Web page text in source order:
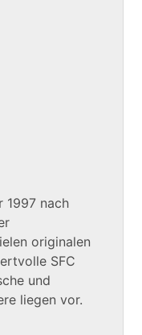
1997 nach
originalen
SFC
und
liegen vor.